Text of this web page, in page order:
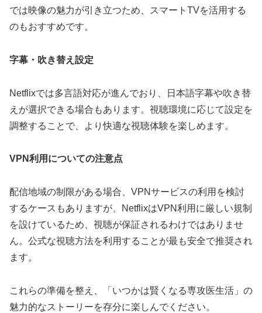
では映像の魅力が引き立つため、スマートTVを活用する
のもおすすめです。
字幕・吹き替え設定
Netflixでは多言語対応が進んでおり、日本語字幕や吹き替
えが選択できる場合もあります。視聴環境に応じて設定を
調整することで、より快適な視聴体験を楽しめます。
VPN利用についての注意点
配信地域の制限がある場合、VPNサービスの利用を検討
するケースもありますが、NetflixはVPN利用に厳しい規制
を設けているため、視聴が保証されるわけではありませ
ん。公式な視聴方法を利用することが最も安全で推奨され
ます。
これらの準備を整え、「いつかは賢くなる専攻医生活」の
魅力的なストーリーを存分に楽しんでください。